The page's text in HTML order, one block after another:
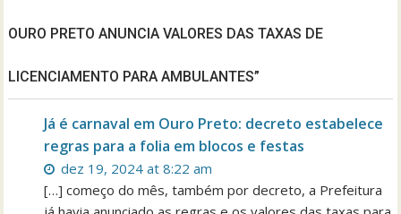
OURO PRETO ANUNCIA VALORES DAS TAXAS DE
LICENCIAMENTO PARA AMBULANTES”
Já é carnaval em Ouro Preto: decreto estabelece
regras para a folia em blocos e festas
dez 19, 2024 at 8:22 am
[…] começo do mês, também por decreto, a Prefeitura